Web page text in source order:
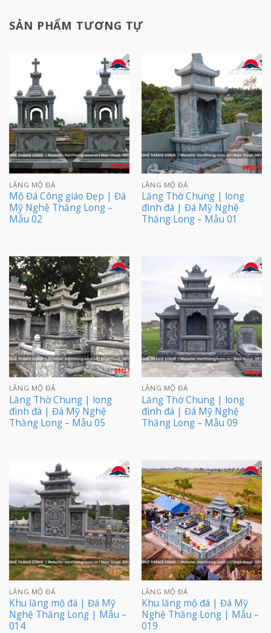
SẢN PHẨM TƯƠNG TỰ
LĂNG MỘ ĐÁ
Mộ Đá Công giáo Đẹp | Đá
Mỹ Nghệ Thăng Long –
Mẫu 02
LĂNG MỘ ĐÁ
Lăng Thờ Chung | long
đình đá | Đá Mỹ Nghệ
Thăng Long – Mẫu 01
LĂNG MỘ ĐÁ
Lăng Thờ Chung | long
đình đá | Đá Mỹ Nghệ
Thăng Long – Mẫu 05
LĂNG MỘ ĐÁ
Lăng Thờ Chung | long
đình đá | Đá Mỹ Nghệ
Thăng Long – Mẫu 09
LĂNG MỘ ĐÁ
Khu lăng mộ đá | Đá Mỹ
Nghệ Thăng Long | Mẫu –
014
LĂNG MỘ ĐÁ
Khu lăng mộ đá | Đá Mỹ
Nghệ Thăng Long | Mẫu –
019